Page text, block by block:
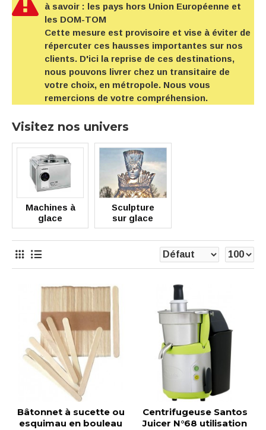
à savoir : les pays hors Union Européenne et
les DOM-TOM
Cette mesure est provisoire et vise à éviter de
répercuter ces hausses importantes sur nos
clients. D'ici la reprise de ces destinations,
nous pouvons livrer chez un transitaire de
votre choix, en métropole. Nous vous
remercions de votre compréhension.
Visitez nos univers
Machines à
glace
Sculpture
sur glace
Bâtonnet à sucette ou
esquimau en bouleau
Centrifugeuse Santos
Juicer N°68 utilisation